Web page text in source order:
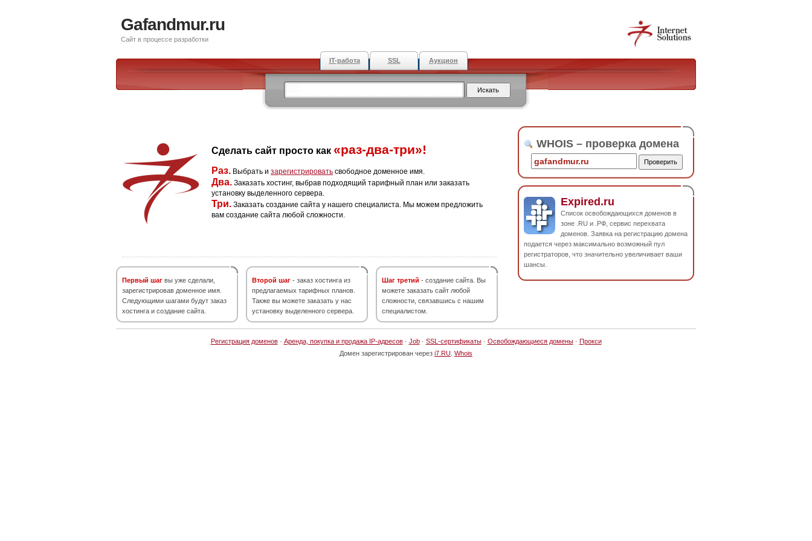
Gafandmur.ru
Сайт в процессе разработки
IT-работа SSL Аукцион
Сделать сайт просто как «раз-два-три»!
Раз. Выбрать и зарегистрировать свободное доменное имя.
Два. Заказать хостинг, выбрав подходящий тарифный план или заказать
установку выделенного сервера.
Три. Заказать создание сайта у нашего специалиста. Мы можем предложить
вам создание сайта любой сложности.
Первый шаг вы уже сделали,
зарегистрировав доменное имя.
Следующими шагами будут заказ
хостинга и создание сайта.
Второй шаг - заказ хостинга из
предлагаемых тарифных планов.
Также вы можете заказать у нас
установку выделенного сервера.
Шаг третий - создание сайта. Вы
можете заказать сайт любой
сложности, связавшись с нашим
специалистом.
WHOIS – проверка домена
Expired.ru
Список освобождающихся доменов в
зоне .RU и .РФ, сервис перехвата
доменов. Заявка на регистрацию домена
подается через максимально возможный пул
регистраторов, что значительно увеличивает ваши
шансы.
Регистрация доменов· Аренда, покупка и продажа IP-адресов· Job· SSL-сертификаты· Освобождающиеся домены· Прокси
Домен зарегистрирован через i7.RU Whois